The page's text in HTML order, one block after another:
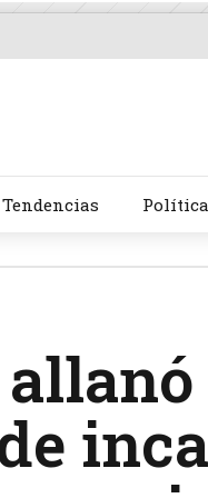
Tendencias Política